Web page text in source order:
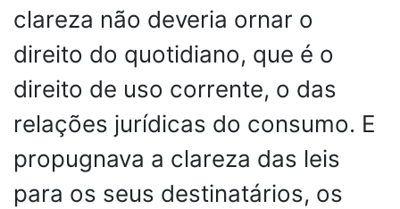
clareza não deveria ornar o
direito do quotidiano, que é o
direito de uso corrente, o das
relações jurídicas do consumo. E
propugnava a clareza das leis
para os seus destinatários, os